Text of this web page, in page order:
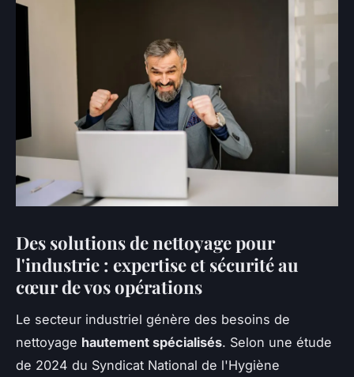
Des solutions de nettoyage pour
l'industrie : expertise et sécurité au
cœur de vos opérations
Le secteur industriel génère des besoins de
nettoyage hautement spécialisés. Selon une étude
de 2024 du Syndicat National de l'Hygiène